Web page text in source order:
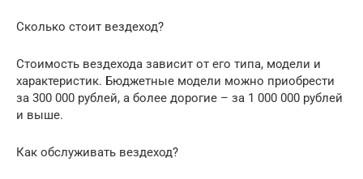
Сколько стоит вездеход?
Стоимость вездехода зависит от его типа, модели и
характеристик. Бюджетные модели можно приобрести
за 300 000 рублей, а более дорогие – за 1 000 000 рублей
и выше.
Как обслуживать вездеход?